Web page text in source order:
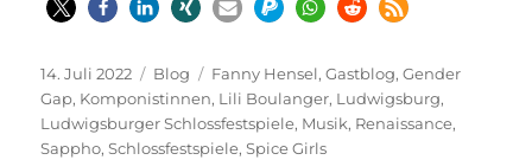
Veröffentlicht
am
14. Juli 2022 Kategorien
Blog Schlagwörter
Fanny Hensel,Gastblog,Gender
Gap, Komponistinnen, Lili Boulanger, Ludwigsburg,
Ludwigsburger Schlossfestspiele, Musik, Renaissance,
Sappho,Schlossfestspiele,Spice Girls